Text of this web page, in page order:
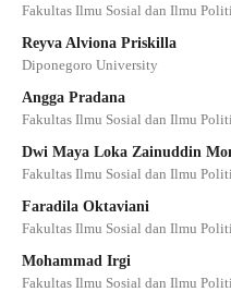
Fakultas Ilmu Sosial dan Ilmu
Reyva Alviona Priskilla
Diponegoro University
Angga Pradana
Fakultas Ilmu Sosial dan Ilmu
Dwi Maya Loka Zainuddin
Fakultas Ilmu Sosial dan Ilmu
Faradila Oktaviani
Fakultas Ilmu Sosial dan Ilmu
Mohammad Irgi
Fakultas Ilmu Sosial dan Ilmu